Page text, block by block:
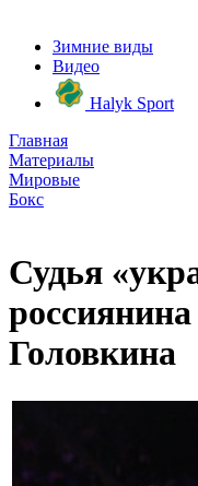
Зимние виды
Видео
Halyk Sport
Главная
Материалы
Мировые
Бокс
Судья
россиянина
Головкина